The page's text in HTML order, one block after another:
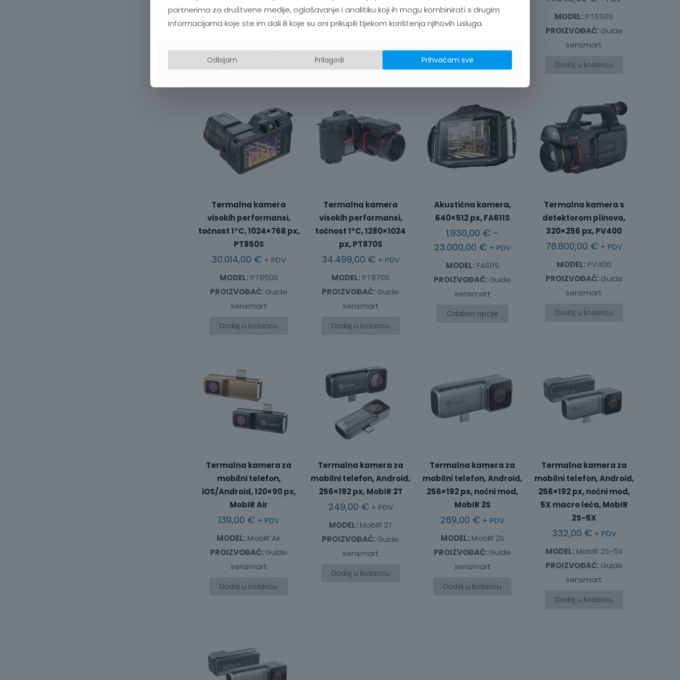
PR410S
PROIZVOĐAČ:
Guide
sensmart
Dodaj u košaricu
MODEL:
PR610S
PROIZVOĐAČ:
Guide
sensmart
Dodaj u košaricu
PT450S
PROIZVOĐAČ:
Dodaj u košaricu
MODEL: PT650S
PROIZVOĐAČ:Guide
sensmart
Dodaj u košaricu
Termalna kamera
visokih performansi,
točnost 1°C, 1024×768 px,
PT850S
30.014,00 € + PDV
MODEL:PT850S
PROIZVOĐAČ:Guide
sensmart
Dodaj u košaricu
Termalna kamera
visokih performansi,
točnost 1°C, 1280×1024
px, PT870S
34.499,00 € + PDV
MODEL: PT870S
PROIZVOĐAČ:Guide
sensmart
Dodaj u košaricu
Akustična kamera,
640×512 px, FA611S
1.930,00 € –
23.000,00 €Raspon
cijena:
od
1.930,00 €
23.000,00 €
+ PDV
MODEL:FA611S
PROIZVOĐAČ:Guide
sensmart
Odaberi opcije
više
varijanti.
Opcije
na
stranici
proizvoda
Termalna kamera s
detektorom plinova,
320×256 px, PV400
78.800,00 € + PDV
MODEL: PV400
PROIZVOĐAČ:Guide
sensmart
Dodaj u košaricu
Termalna kamera za
mobilni telefon,
iOS/Android, 120×90 px,
MobIR Air
139,00 € + PDV
MODEL: MobIR Air
PROIZVOĐAČ:Guide
sensmart
Dodaj u košaricu
Termalna kamera za
mobilni telefon, Android,
256×192 px, MobIR 2T
249,00 € + PDV
MODEL:MobIR 2T
PROIZVOĐAČ:Guide
sensmart
Dodaj u košaricu
Termalna kamera za
mobilni telefon, Android,
256×192 px, noćni mod,
MobIR 2S
269,00 € + PDV
MODEL:MobIR 2S
PROIZVOĐAČ:Guide
sensmart
Dodaj u košaricu
Termalna kamera za
mobilni telefon, Android,
256×192 px, noćni mod,
5X macro leća, MobIR
2S-5X
332,00 € + PDV
MODEL:MobIR 2S-5X
PROIZVOĐAČ:Guide
sensmart
Dodaj u košaricu
partnerima za društvene medije, oglašavanje i analitiku koji ih mogu kombinirati s drugim
informacijama koje ste im dali ili koje su oni prikupili tijekom korištenja njihovih usluga.
Odbijam Prilagodi Prihvaćam sve